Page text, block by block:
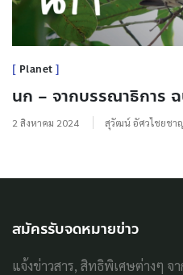
Planet
นก – จากบรรณาธิการ
2 สิงหาคม 2024 สุวัฒน์ อัศวไชยชา
สมัครรับจดหมายข่าว
แจ้งข่าวสาร, สิทธิพิเศษต่างๆ